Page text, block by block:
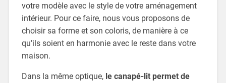
votre modèle avec le style de votre aménagement
intérieur. Pour ce faire, nous vous proposons de
choisir sa forme et son coloris, de manière à ce
qu’ils soient en harmonie avec le reste dans votre
maison.
Dans la même optique,le canapé-lit permet de